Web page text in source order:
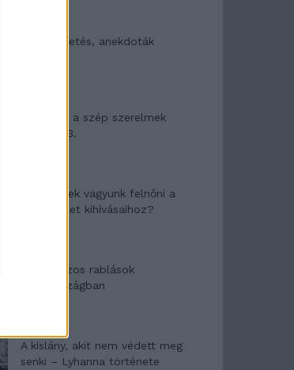
Nyár, nevetés, anekdoták
Panna és a szép szerelmek
mítosza 3.
Képtelenek vagyunk felnőni a
felnőtt élet kihívásaihoz?
Altatógázos rablások
Olaszországban
A kislány, akit nem védett meg
senki – Lyhanna története